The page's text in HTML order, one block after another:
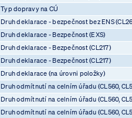
Typ dopravy na CÚ
Druh deklarace - bezpečnost bez ENS
Druh deklarace - Bezpečnost (EXS)
Druh deklarace - Bezpečnost (CL217)
Druh deklarace - Bezpečnost (CL217)
Druh deklarace (na úrovni položky)
Druh odmítnutí na celním úřadu (CL560,
Druh odmítnutí na celním úřadu (CL560,
Druh odmítnutí na celním úřadu (CL560,